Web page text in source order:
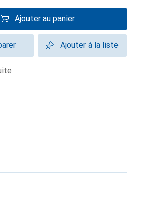
Ajouter au panier
Ajouter à la liste